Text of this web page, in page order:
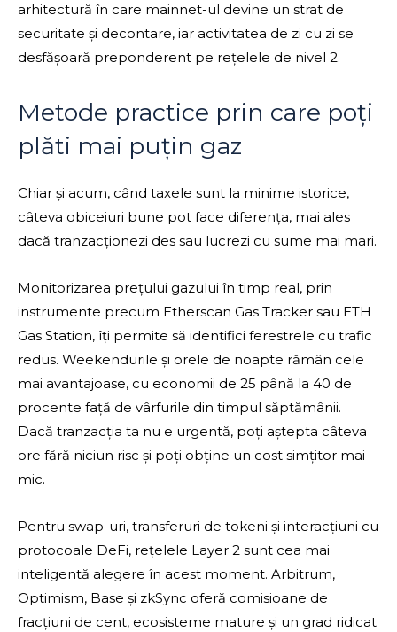
arhitectură în care mainnet-ul devine un strat de
securitate și decontare, iar activitatea de zi cu zi se
desfășoară preponderent pe rețelele de nivel 2.
Metode practice prin care poți
plăti mai puțin gaz
Chiar și acum, când taxele sunt la minime istorice,
câteva obiceiuri bune pot face diferența, mai ales
dacă tranzacționezi des sau lucrezi cu sume mai mari.
Monitorizarea prețului gazului în timp real, prin
instrumente precum Etherscan Gas Tracker sau ETH
Gas Station, îți permite să identifici ferestrele cu trafic
redus. Weekendurile și orele de noapte rămân cele
mai avantajoase, cu economii de 25 până la 40 de
procente față de vârfurile din timpul săptămânii.
Dacă tranzacția ta nu e urgentă, poți aștepta câteva
ore fără niciun risc și poți obține un cost simțitor mai
mic.
Pentru swap-uri, transferuri de tokeni și interacțiuni cu
protocoale DeFi, rețelele Layer 2 sunt cea mai
inteligentă alegere în acest moment. Arbitrum,
Optimism, Base și zkSync oferă comisioane de
fracțiuni de cent, ecosisteme mature și un grad ridicat